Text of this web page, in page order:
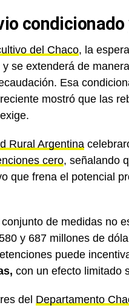
del Chaco, la
se extenderá de
Esa
mostró que las
Rural Argentina
cero, señalando
que frena el potencial
de medidas no
y 687 millones de
puede
con un efecto limitado
del Departamento